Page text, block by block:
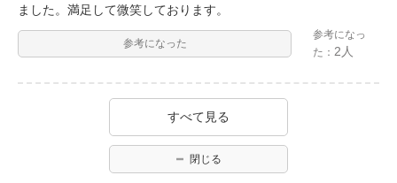
ました。満足して微笑しております。
参考になった
参考になっ
た：2人
すべて見る
閉じる